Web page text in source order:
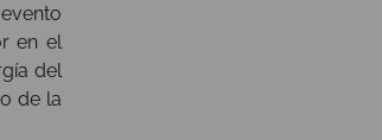
en el
del
de la